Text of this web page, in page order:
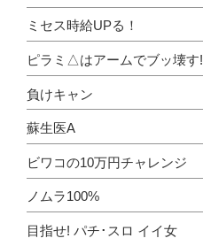
ミセス時給UPる！
ピラミ△はアームでブッ壊す!
負けキャン
蘇生医A
ビワコの10万円チャレンジ
ノムラ100%
目指せ! パチ･スロ イイ女